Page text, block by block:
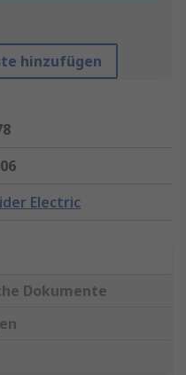
hinzufügen
Electric
Dokumente